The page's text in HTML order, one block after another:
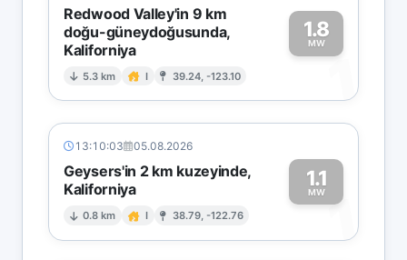
Redwood Valley'in 9 km
doğu-güneydoğusunda,
Kaliforniya
5.3 km I 39.24, -123.10
1.8
MW
1
13:10:03 05.08.2026
Geysers'in 2 km kuzeyinde,
Kaliforniya
0.8 km I 38.79, -122.76
1.1
MW1